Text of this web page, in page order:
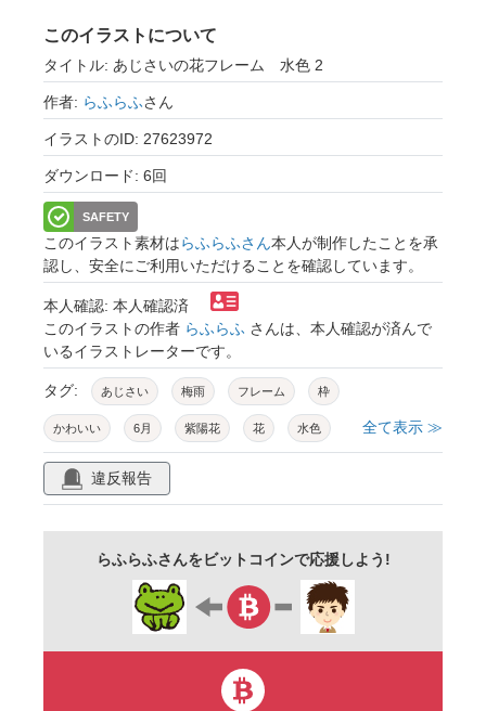
このイラストについて
タイトル: あじさいの花フレーム 水色 2
作者: らふらふさん
イラストのID: 27623972
ダウンロード: 6回
SAFETY
このイラスト素材はらふらふさん本人が制作したことを承
認し、安全にご利用いただけることを確認しています。
本人確認: 本人確認済
このイラストの作者 らふらふ さんは、本人確認が済んで
いるイラストレーターです。
タグ: あじさい 梅雨 フレーム 枠
かわいい 6月 紫陽花 花 水色
メッセージカード
お知らせ イベント チラシ
全て表示 ≫
違反報告
らふらふさんをビットコインで応援しよう!